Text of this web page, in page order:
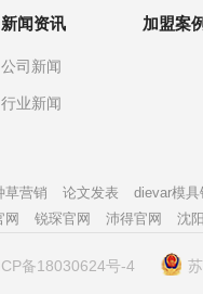
新闻资讯
公司新闻
行业新闻
加盟案
草营销 论文发表 dievar模具
网 锐琛官网 沛得官网 沈
备18030624号-4